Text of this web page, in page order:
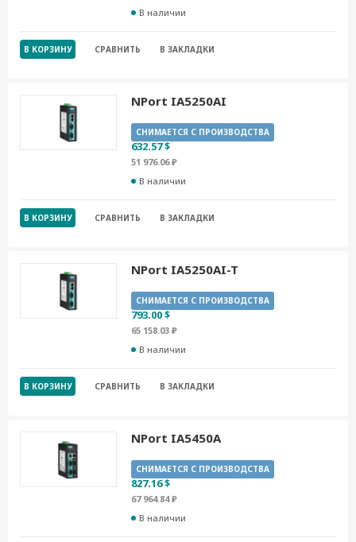
В наличии
В КОРЗИНУ СРАВНИТЬ В ЗАКЛАДКИ
NPort IA5250AI
СНИМАЕТСЯ С ПРОИЗВОДСТВА
632.57 $
51 976.06 ₽
В наличии
В КОРЗИНУ СРАВНИТЬ В ЗАКЛАДКИ
NPort IA5250AI-T
СНИМАЕТСЯ С ПРОИЗВОДСТВА
793.00 $
65 158.03 ₽
В наличии
В КОРЗИНУ СРАВНИТЬ В ЗАКЛАДКИ
NPort IA5450A
СНИМАЕТСЯ С ПРОИЗВОДСТВА
827.16 $
67 964.84 ₽
В наличии